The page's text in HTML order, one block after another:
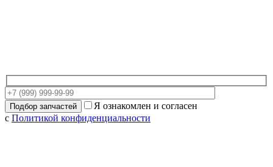
Я ознакомлен и согласен
с Политикой конфиденциальности